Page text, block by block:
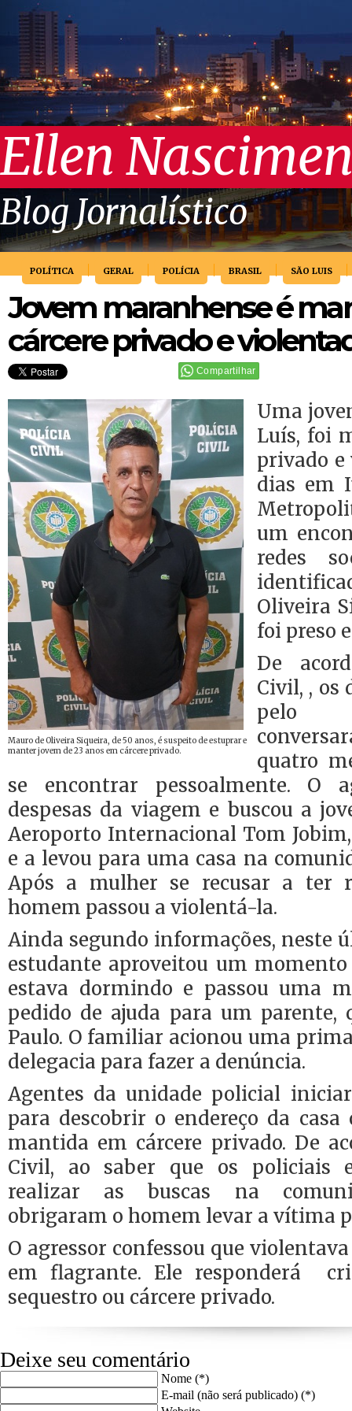
Ellen
Blog Jornalístico
POLÍTICA GERAL POLÍCIA BRASIL SÃO LUIS
Jovem maranhense é
cárcere privado e
Compartilhar
Mauro de Oliveira Siqueira, de 50 anos, é suspeito de estuprar e
manter jovem de 23 anos em cárcere privado.
Uma
Luís, foi
privado
dias em
um
redes
Oliveira
foi preso
De
Civil, , os
pelo
quatro
se encontrar pessoalmente. O
despesas da viagem e buscou a
Aeroporto Internacional Tom
e a levou para uma casa na
Após a mulher se recusar a ter
homem passou a violentá-la.
Ainda segundo informações, neste
estudante aproveitou um
estava dormindo e passou uma
pedido de ajuda para um parente,
Paulo. O familiar acionou uma
delegacia para fazer a denúncia.
Agentes da unidade policial
para descobrir o endereço da
mantida em cárcere privado. De
Civil, ao saber que os policiais
realizar as buscas na
obrigaram o homem levar a vítima
O agressor confessou que
em flagrante. Ele responderá
sequestro ou cárcere privado.
Deixe seu comentário
Nome (*)
E-mail (não será publicado) (*)